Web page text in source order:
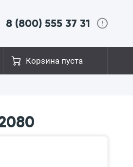
8 (800) 555 37 31
Корзина пуста